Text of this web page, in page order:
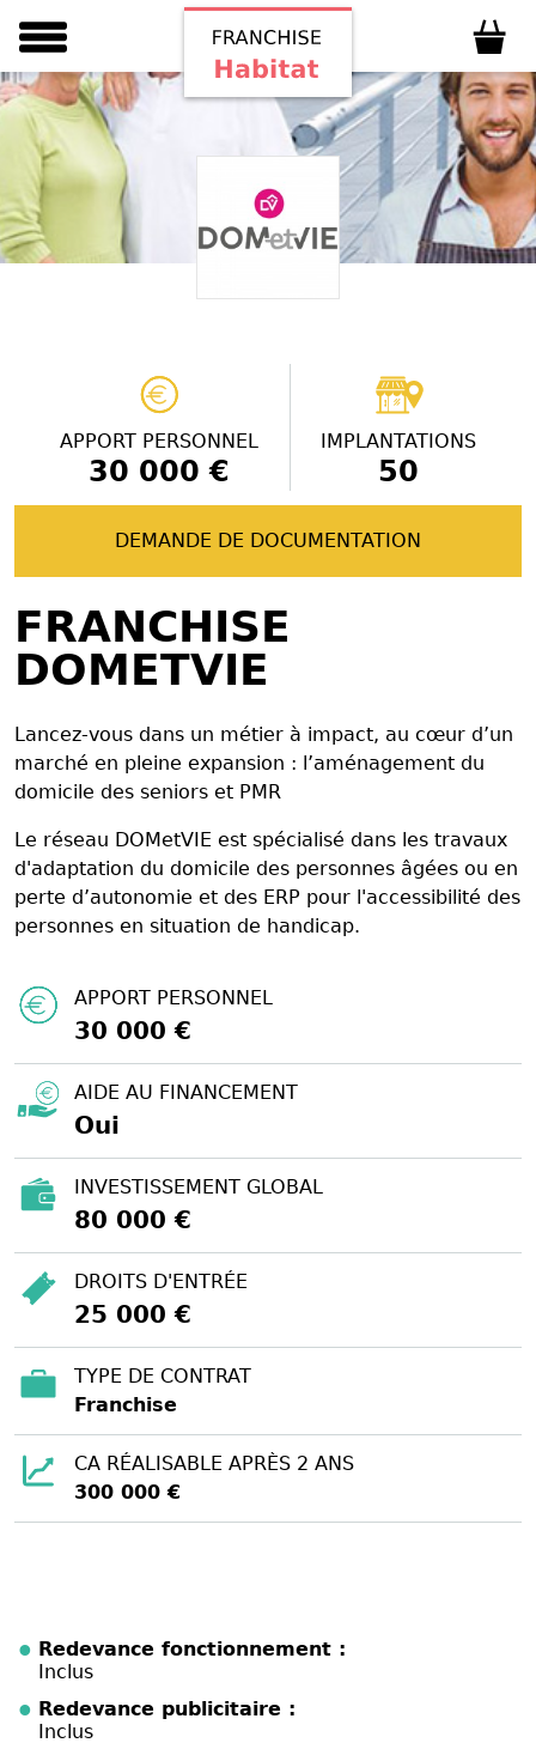
APPORT PERSONNEL
30 000 €
IMPLANTATIONS
50
DEMANDE DE DOCUMENTATION
FRANCHISE
DOMETVIE
Lancez-vous dans un métier à impact, au cœur d’un
marché en pleine expansion : l’aménagement du
domicile des seniors et PMR
Le réseau DOMetVIE est spécialisé dans les travaux
d'adaptation du domicile des personnes âgées ou en
perte d’autonomie et des ERP pour l'accessibilité des
personnes en situation de handicap.
APPORT PERSONNEL
30 000 €
AIDE AU FINANCEMENT
Oui
INVESTISSEMENT GLOBAL
80 000 €
DROITS D'ENTRÉE
25 000 €
TYPE DE CONTRAT
Franchise
CA RÉALISABLE APRÈS 2 ANS
300 000 €
Redevance fonctionnement :
Inclus
Redevance publicitaire :
Inclus